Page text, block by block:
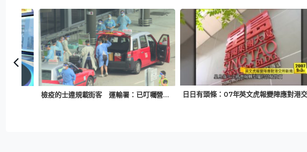
檢疫的士違規載街客 運輸署：已叮囑營辦商不可再犯